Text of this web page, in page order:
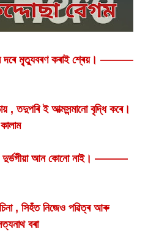
দৰে মৃ্ত্যুবৰণ কৰাই শ্ৰেয়। ———
, তদুপৰি ই আত্মসন্মানো বৃদ্ধি কৰে।
দুৰ্ভগীয়া আন কোনো নাই। ———
, সিহঁত নিজেও পৱিত্ৰ আৰু
বৰা